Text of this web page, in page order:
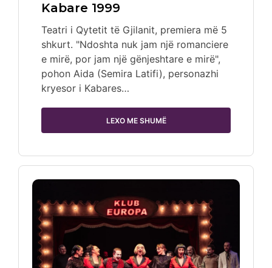
Kabare 1999
Teatri i Qytetit të Gjilanit, premiera më 5
shkurt. "Ndoshta nuk jam një romanciere
e mirë, por jam një gënjeshtare e mirë",
pohon Aida (Semira Latifi), personazhi
kryesor i Kabares…
LEXO ME SHUMË